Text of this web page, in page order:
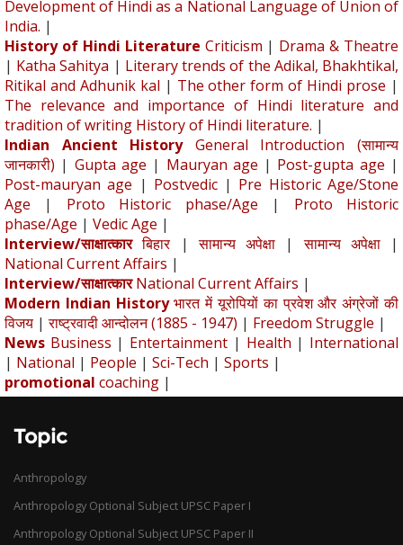
Development of Hindi as a National Language of Union of
India. |
History of Hindi Literature Criticism | Drama & Theatre
| Katha Sahitya | Literary trends of the Adikal, Bhakhtikal,
Ritikal and Adhunik kal | The other form of Hindi prose |
The relevance and importance of Hindi literature and
tradition of writing History of Hindi literature. |
Indian Ancient History
General Introduction (सामान्य
जानकारी) | Gupta age | Mauryan age | Post-gupta age |
Post-mauryan age | Postvedic| Pre Historic Age/Stone
Age | Proto Historic phase/Age | Proto Historic
phase/Age | Vedic Age |
Interview/साक्षात्कार बिहार |सामान्य अपेक्षा |सामान्य अपेक्षा
|
National Current Affairs |
Interview/साक्षात्कार National Current Affairs |
Modern Indian History भारत में यूरोपियों का प्रवेश और अंग्रेजों की
विजय |राष्ट्रवादी आन्दोलन (1885 - 1947) | Freedom Struggle |
News Business | Entertainment | Health | International
| National | People | Sci-Tech | Sports |
promotional coaching |
Topic
Anthropology
Anthropology Optional Subject UPSC Paper I
Anthropology Optional Subject UPSC Paper II